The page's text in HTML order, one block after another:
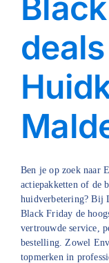
Ben je op zoek naar
actiepakketten of de
huidverbetering? Bij
Black Friday de
vertrouwde service,
bestelling. Zowel
topmerken in